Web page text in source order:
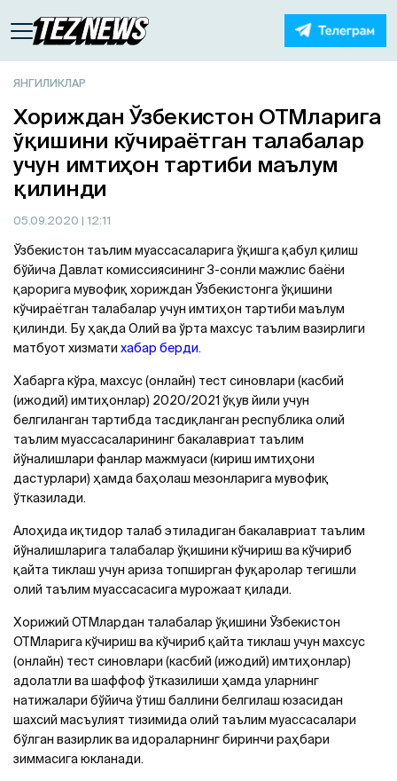
ЯНГИЛИКЛАР
Хориждан Ўзбекистон ОТМларига
ўқишини кўчираётган талабалар
учун имтиҳон тартиби маълум
қилинди
05.09.2020 | 12:11
Ўзбекистон таълим муассасаларига ўқишга қабул қилиш
бўйича Давлат комиссиясининг 3-сонли мажлис баёни
қарорига мувофиқ хориждан Ўзбекистонга ўқишини
кўчираётган талабалар учун имтиҳон тартиби маълум
қилинди. Бу ҳақда Олий ва ўрта махсус таълим вазирлиги
матбуот хизмати хабар берди.
Хабарга кўра, махсус (онлайн) тест синовлари (касбий
(ижодий) имтиҳонлар) 2020/2021 ўқув йили учун
белгиланган тартибда тасдиқланган республика олий
таълим муассасаларининг бакалавриат таълим
йўналишлари фанлар мажмуаси (кириш имтиҳони
дастурлари) ҳамда баҳолаш мезонларига мувофиқ
ўтказилади.
Алоҳида иқтидор талаб этиладиган бакалавриат таълим
йўналишларига талабалар ўқишини кўчириш ва кўчириб
қайта тиклаш учун ариза топширган фуқаролар тегишли
олий таълим муассасасига мурожаат қилади.
Хорижий ОТМлардан талабалар ўқишини Ўзбекистон
ОТМларига кўчириш ва кўчириб қайта тиклаш учун махсус
(онлайн) тест синовлари (касбий (ижодий) имтиҳонлар)
адолатли ва шаффоф ўтказилиши ҳамда уларнинг
натижалари бўйича ўтиш баллини белгилаш юзасидан
шахсий масъулият тизимида олий таълим муассасалари
бўлган вазирлик ва идораларнинг биринчи раҳбари
зиммасига юкланади.